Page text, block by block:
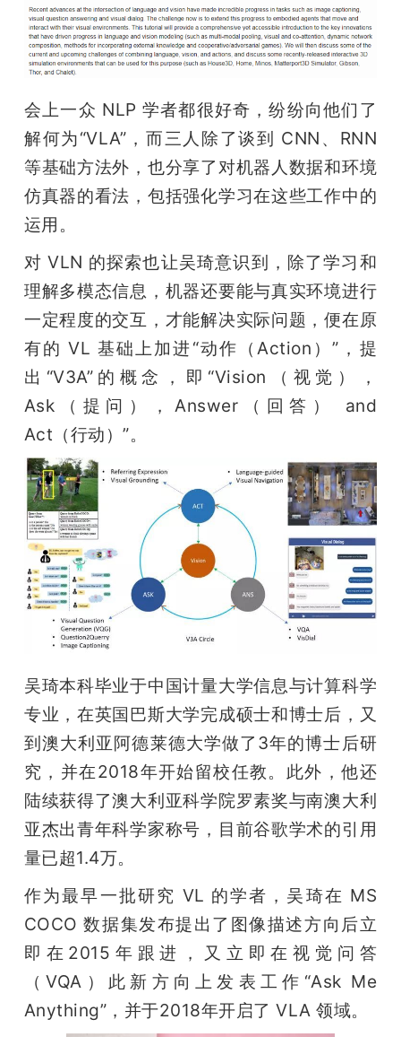
机
会上一众 NLP 学者都很好奇，纷纷向他们了
解何为“VLA”，而三人除了谈到 CNN、RNN
等基础方法外，也分享了对机器人数据和环境
仿真器的看法，包括强化学习在这些工作中的
运用。
对 VLN 的探索也让吴琦意识到，除了学习和
理解多模态信息，机器还要能与真实环境进行
一定程度的交互，才能解决实际问题，便在原
有的 VL 基础上加进“动作（Action）”，提
出“V3A”的概念，即“Vision（视觉），
Ask（提问），Answer（回答） and
Act（行动）”。
吴琦本科毕业于中国计量大学信息与计算科学
专业，在英国巴斯大学完成硕士和博士后，又
到澳大利亚阿德莱德大学做了3年的博士后研
究，并在2018年开始留校任教。此外，他还
陆续获得了澳大利亚科学院罗素奖与南澳大利
亚杰出青年科学家称号，目前谷歌学术的引用
量已超1.4万。
作为最早一批研究 VL 的学者，吴琦在 MS
COCO 数据集发布提出了图像描述方向后立
即在2015年跟进，又立即在视觉问答
（VQA）此新方向上发表工作“Ask Me
Anything”，并于2018年开启了 VLA 领域。